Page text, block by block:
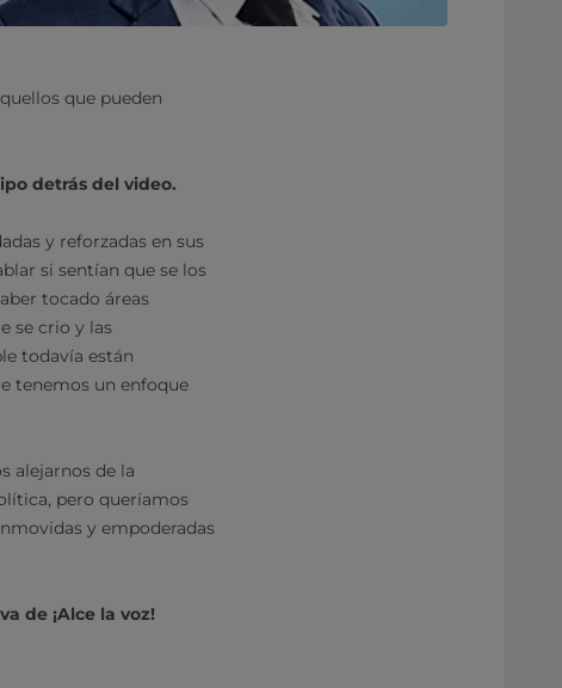
que pueden
detrás del video.
y reforzadas en sus
si sentían que se los
tocado áreas
se crio y las
todavía están
tenemos un enfoque
alejarnos de la
pero queríamos
y empoderadas
de ¡Alce la voz!